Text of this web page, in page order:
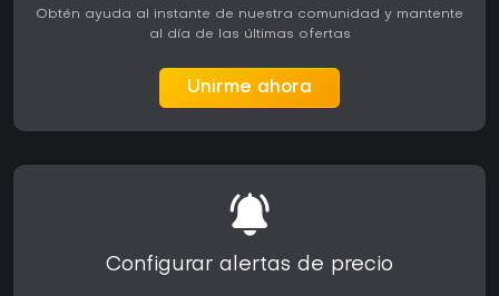
Obtén ayuda al instante de nuestra comunidad y mantente
al día de las últimas ofertas
Unirme ahora
Configurar alertas de precio